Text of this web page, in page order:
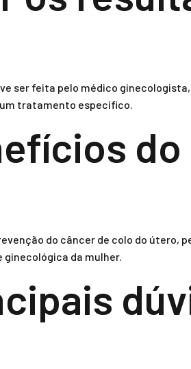
ser feita pelo médico
tratamento específico.
do câncer de colo do útero,
da mulher.